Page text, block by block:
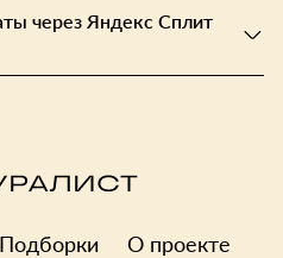
через Яндекс Сплит
Подборки
О проекте